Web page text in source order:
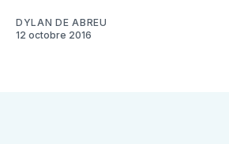
DYLAN DE ABREU
12 octobre 2016